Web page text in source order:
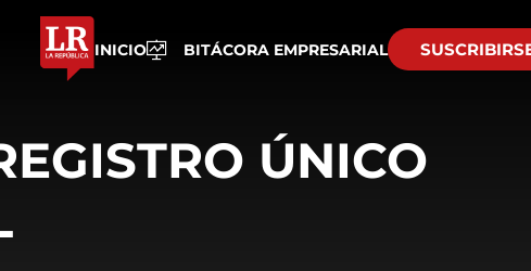
INICIO BITÁCORA EMPRESARIAL
ÚNICO